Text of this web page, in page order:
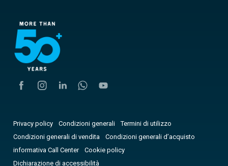
Privacy policy Condizioni generali
Termini di utilizzo
Condizioni generali di vendita
Condizioni generali d’acquisto
informativa Call Center
Cookie policy
Dichiarazione di accessibilità